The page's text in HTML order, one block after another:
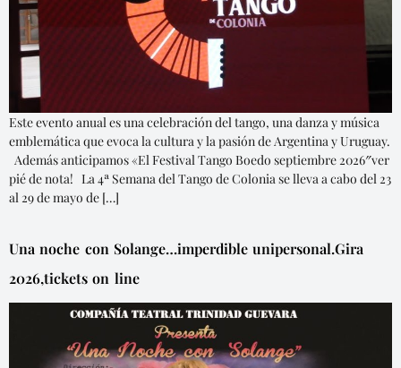
Este evento anual es una celebración del tango, una danza y música
emblemática que evoca la cultura y la pasión de Argentina y Uruguay.
Además anticipamos «El Festival Tango Boedo septiembre 2026″ver
pié de nota! La 4ª Semana del Tango de Colonia se lleva a cabo del 23
al 29 de mayo de […]
Una noche con Solange…imperdible unipersonal.Gira
2026,tickets on line